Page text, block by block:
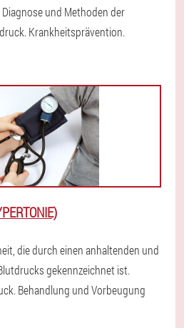
und Methoden der
Krankheitsprävention.
die durch einen anhaltenden und
gekennzeichnet ist.
Behandlung und Vorbeugung